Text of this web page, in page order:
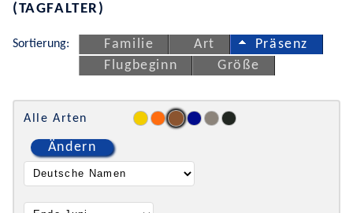
(TAGFALTER)
Sortierung: Familie Art
Präsenz
Flugbeginn
Größe
Alle Arten
Ändern